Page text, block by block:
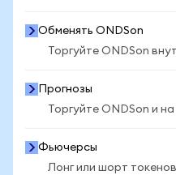
Обменять ONDSon
Торгуйте ONDSon
Прогнозы
Торгуйте ONDSon и
Фьючерсы
Лонг или шорт